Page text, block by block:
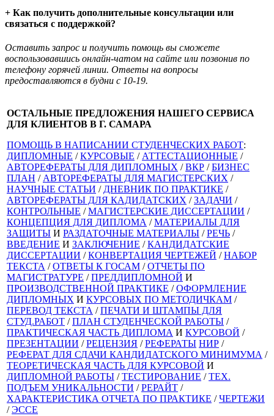
+ Как получить дополнительные консультации или
связаться с поддержкой?
Оставить запрос и получить помощь вы сможете
воспользовавшись онлайн-чатом на сайте или позвонив по
телефону горячей линии. Ответы на вопросы
предоставляются в будни с 10-19.
ОСТАЛЬНЫЕ ПРЕДЛОЖЕНИЯ НАШЕГО СЕРВИСА
ДЛЯ КЛИЕНТОВ В Г. САМАРА
ПОМОЩЬ В НАПИСАНИИ СТУДЕНЧЕСКИХ РАБОТ:
ДИПЛОМНЫЕ /КУРСОВЫЕ /АТТЕСТАЦИОННЫЕ /
АВТОРЕФЕРАТЫ ДЛЯ ДИПЛОМНЫХ /ВКР /БИЗНЕС
ПЛАН /АВТОРЕФЕРАТЫ ДЛЯ МАГИСТЕРСКИХ /
НАУЧНЫЕ СТАТЬИ /ДНЕВНИК ПО ПРАКТИКЕ /
АВТОРЕФЕРАТЫ ДЛЯ КАДИДАТСКИХ /ЗАДАЧИ /
КОНТРОЛЬНЫЕ /МАГИСТЕРСКИЕ ДИССЕРТАЦИИ /
КОНЦЕПЦИЯ ДЛЯ ДИПЛОМА /МАТЕРИАЛЫ ДЛЯ
ЗАЩИТЫ И РАЗДАТОЧНЫЕ МАТЕРИАЛЫ /РЕЧЬ /
ВВЕДЕНИЕ И ЗАКЛЮЧЕНИЕ /КАНДИДАТСКИЕ
ДИССЕРТАЦИИ /КОНВЕРТАЦИЯ ЧЕРТЕЖЕЙ /НАБОР
ТЕКСТА /ОТВЕТЫ К ГОСАМ /ОТЧЕТЫ ПО
МАГИСТРАТУРЕ /ПРЕДДИПЛОМНОЙ И
ПРОИЗВОДСТВЕННОЙ ПРАКТИКЕ /ОФОРМЛЕНИЕ
ДИПЛОМНЫХ И КУРСОВЫХ ПО МЕТОДИЧКАМ /
ПЕРЕВОД ТЕКСТА /ПЕЧАТИ И ШТАМПЫ ДЛЯ
СТУД.РАБОТ /ПЛАН СТУДЕНЧЕСКОЙ РАБОТЫ /
ПРАКТИЧЕСКАЯ ЧАСТЬ ДИПЛОМА И КУРСОВОЙ /
ПРЕЗЕНТАЦИИ /РЕЦЕНЗИЯ /РЕФЕРАТЫ НИР /
РЕФЕРАТ ДЛЯ СДАЧИ КАНДИДАТСКОГО МИНИМУМА /
ТЕОРЕТИЧЕСКАЯ ЧАСТЬ ДЛЯ КУРСОВОЙ И
ДИПЛОМНОЙ РАБОТЫ /ТЕСТИРОВАНИЕ /ТЕХ.
ПОДЪЕМ УНИКАЛЬНОСТИ /РЕРАЙТ /
ХАРАКТЕРИСТИКА ОТЧЕТА ПО ПРАКТИКЕ /ЧЕРТЕЖИ
/ЭССЕ